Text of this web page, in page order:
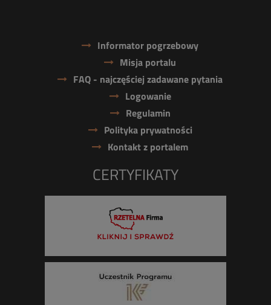
Informator pogrzebowy
Misja portalu
FAQ - najczęściej zadawane pytania
Logowanie
Regulamin
Polityka prywatności
Kontakt z portalem
CERTYFIKATY